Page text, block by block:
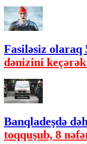
Fasiləsiz olaraq
dənizini
Banqladeşdə
toqquşub, 8